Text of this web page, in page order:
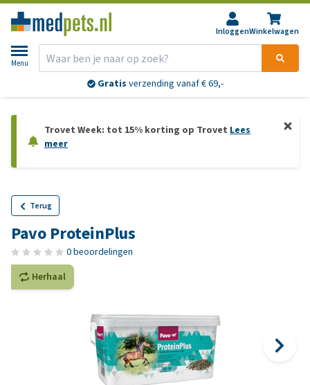
InloggenWinkelwagen
Menu
Gratis verzending vanaf € 69,-
Trovet Week: tot 15% korting op Trovet Lees
meer
Terug
Pavo ProteinPlus
0 beoordelingen
Herhaal